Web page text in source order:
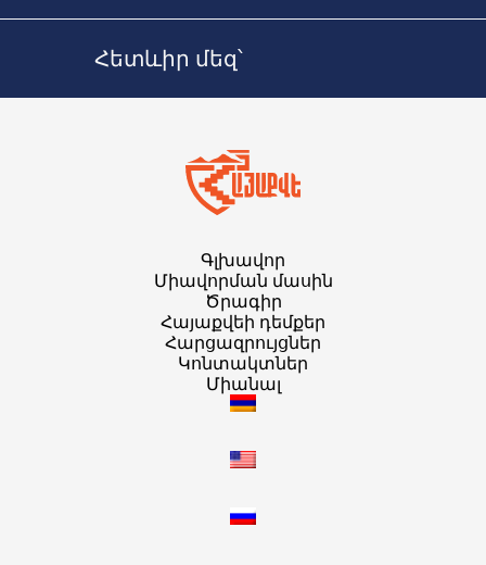
Հետևիր մեզ՝
Գլխավոր
Միավորման մասին
Ծրագիր
Հայաքվեի դեմքեր
Հարցազրույցներ
Կոնտակտներ
Միանալ